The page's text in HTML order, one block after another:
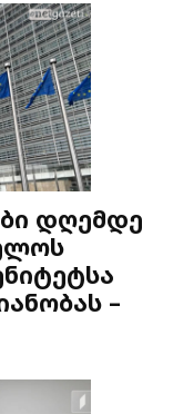
დღემდე
–